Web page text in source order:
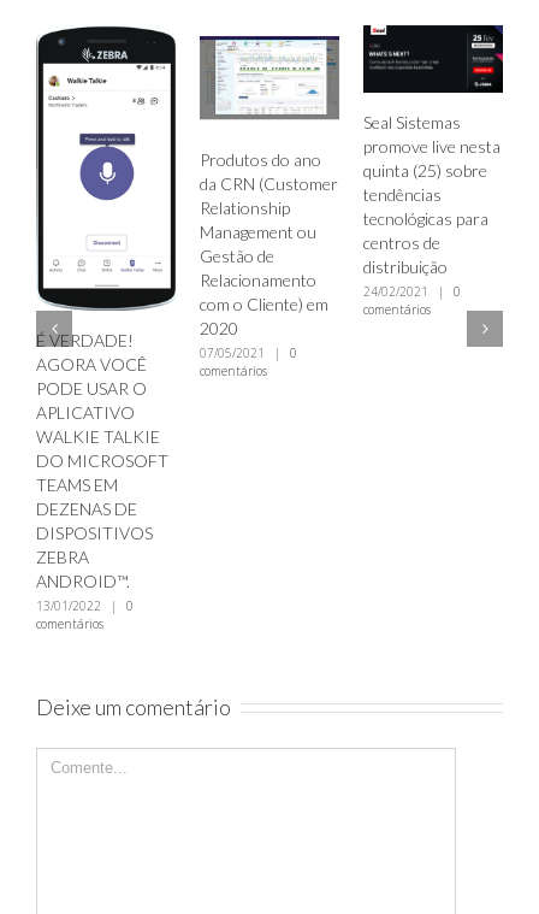
Produtos do ano
da CRN (Customer
Relationship
Management ou
Gestão de
Relacionamento
com o Cliente) em
07/05/2021
comentários
Seal Sistemas
promove live nesta
quinta (25) sobre
tendências
tecnológicas para
centros de
distribuição
24/02/2021
comentários
Conheça a linha
Zebra 3600
de leitores Ultra
Robustos
28/01/2021
comentários
Deixe um comentário
Comente